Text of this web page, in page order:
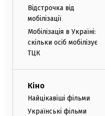
Відстрочка від
мобілізації
Мобілізація в Україні:
скільки осіб мобілізує
ТЦК
Кіно
Найцікавіші фільми
Українські фільми